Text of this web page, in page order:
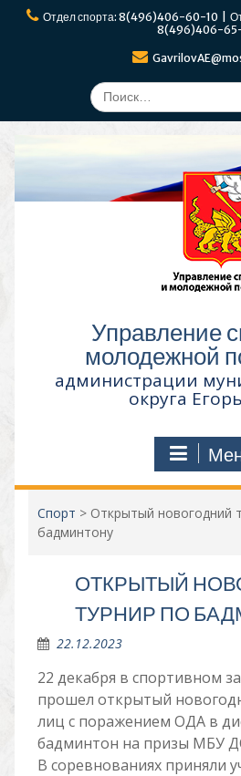
ПерейтиОтдел спорта: 8(496)406-60-10 |
8(496)406-65-
Поиск
по:
Управление
молодежной
администрации
округа
Спорт > Открытый новогодний
бадминтону
ОТКРЫТЫЙ
ТУРНИР ПО
22.12.2023
22 декабря в спортивном
прошел открытый
лиц с поражением ОДА в
бадминтон на призы МБУ
В соревнованиях приняли